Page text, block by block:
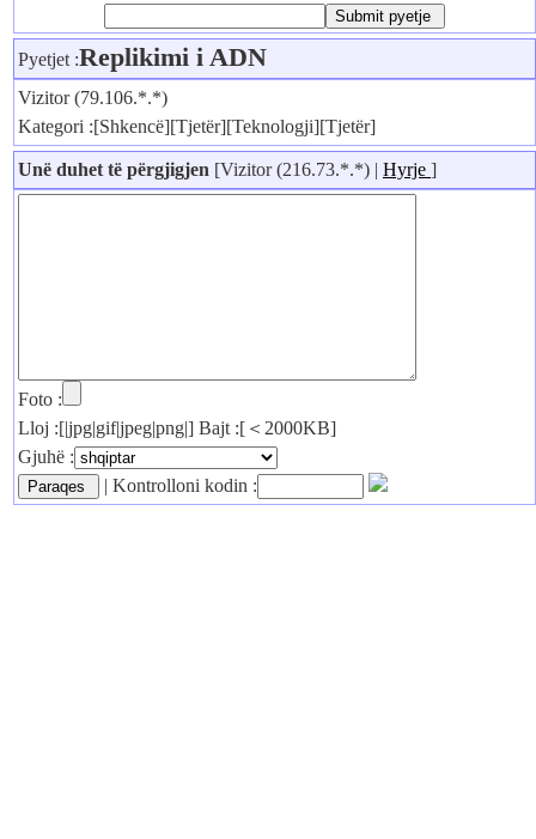
Pyetjet :Replikimi i ADN
Vizitor (79.106.*.*)
Kategori :[Shkencë][Tjetër][Teknologji][Tjetër]
Unë duhet të përgjigjen [Vizitor (216.73.*.*) | Hyrje ]
Foto :
Lloj :[|jpg|gif|jpeg|png|] Bajt :[＜2000KB]
Gjuhë :
| Kontrolloni kodin :